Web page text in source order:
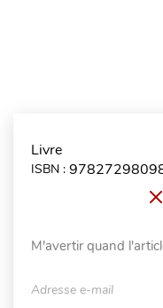
Livre
ISBN :
M'avertir quand
Adresse e-mail